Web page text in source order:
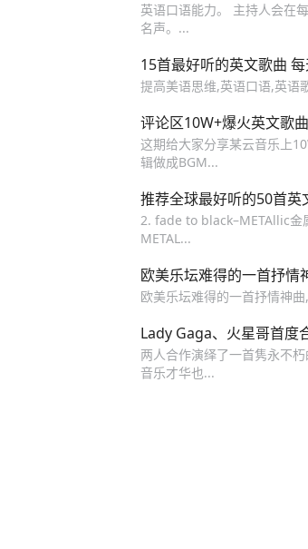
英语口语能力。 主持人会在
名声。...
15首最好听的英文歌曲
提高美语思维,英语口语,英语
评论区10W+爆火英文歌
这期给大家分享某云音乐上
辑做成BGM...
推荐全球最好听的50首英
2. fade to black–METAllic金
METAL...
欧美乐坛难得的一首抒情
欧美乐坛难得的一首抒情神
Lady Gaga、火星哥首度
两人合作演绎了一首隽永不
音乐才华也...